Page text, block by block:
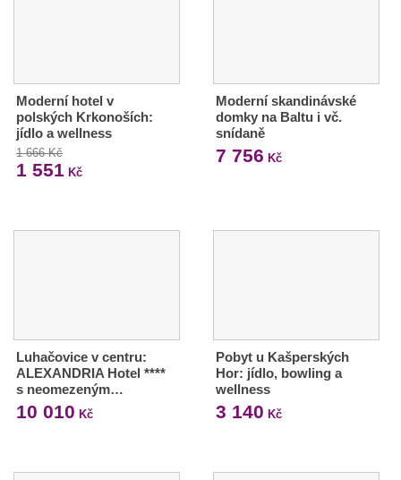
Moderní hotel v
polských Krkonoších:
jídlo a wellness
1 666 Kč
1 551 Kč
Moderní skandinávské
domky na Baltu i vč.
snídaně
7 756 Kč
Luhačovice v centru:
ALEXANDRIA Hotel ****
s neomezeným…
10 010 Kč
Pobyt u Kašperských
Hor: jídlo, bowling a
wellness
3 140 Kč